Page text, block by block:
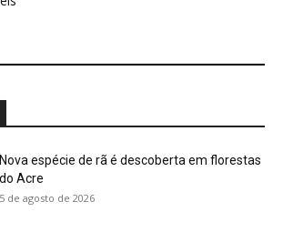
Um simples tapete de musgo escondia
5 de agosto de 2026